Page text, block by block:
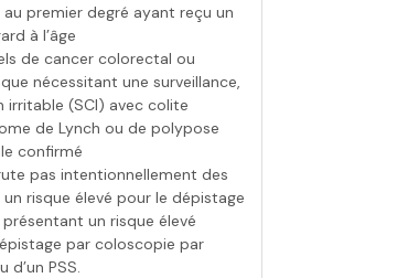
premier degré ayant reçu un
à l’âge
de cancer colorectal ou
nécessitant une surveillance,
(SCI) avec colite
de Lynch ou de polypose
confirmé
pas intentionnellement des
risque élevé pour le dépistage
présentant un risque élevé
par coloscopie par
d’un PSS.